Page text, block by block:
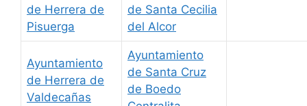
de Herrera de
Pisuerga
de Santa Cecilia
del Alcor
Ayuntamiento
de Herrera de
Valdecañas
Ayuntamiento
de Santa Cruz
de Boedo